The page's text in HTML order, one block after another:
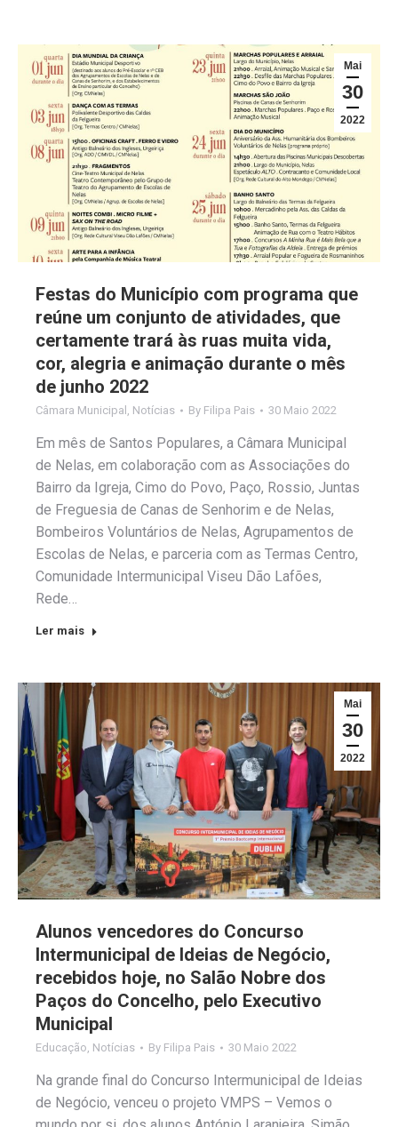
Mai
30
2022
Festas do Município com programa que
reúne um conjunto de atividades, que
certamente trará às ruas muita vida,
cor, alegria e animação durante o mês
de junho 2022
Câmara Municipal Notícias By Filipa Pais 30 Maio 2022
Em mês de Santos Populares, a Câmara Municipal
de Nelas, em colaboração com as Associações do
Bairro da Igreja, Cimo do Povo, Paço, Rossio, Juntas
de Freguesia de Canas de Senhorim e de Nelas,
Bombeiros Voluntários de Nelas, Agrupamentos de
Escolas de Nelas, e parceria com as Termas Centro,
Comunidade Intermunicipal Viseu Dão Lafões,
Rede…
Ler mais
Mai
30
2022
Alunos vencedores do Concurso
Intermunicipal de Ideias de Negócio,
recebidos hoje, no Salão Nobre dos
Paços do Concelho, pelo Executivo
Municipal
Educação Notícias By Filipa Pais 30 Maio 2022
Na grande final do Concurso Intermunicipal de Ideias
de Negócio, venceu o projeto VMPS – Vemos o